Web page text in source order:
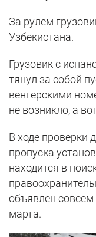
За рулем
Узбекистана.
Грузовик с
тянул за собой
венгерскими
не возникло, а
В ходе проверки
пропуска
находится в
объявлен совсем
марта.